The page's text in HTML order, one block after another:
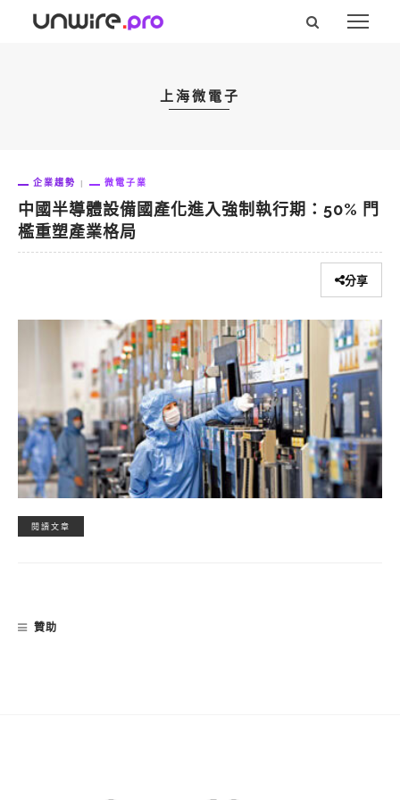
上海微電子
企業趨勢 微電子業
中國半導體設備國產化進入強制執行期：50% 門
檻重塑產業格局
分享
閱讀文章
贊助